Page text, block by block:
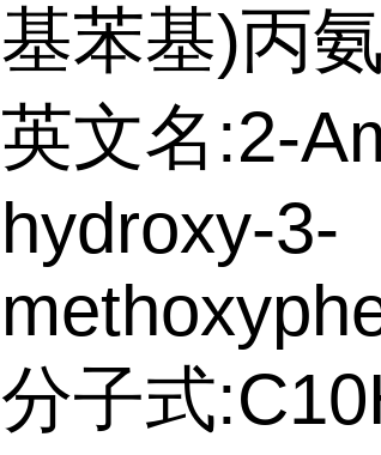
基苯基)丙
英文名:2-
hydroxy-3-
分子式